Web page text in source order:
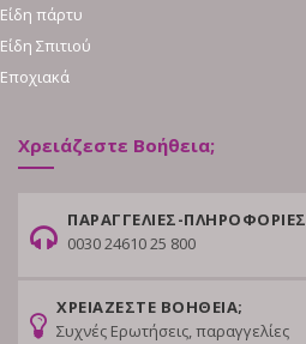
Είδη πάρτυ
Είδη Σπιτιού
Εποχιακά
Χρειάζεστε Βοήθεια;
ΠΑΡΑΓΓΕΛΙΕΣ-ΠΛΗΡΟΦΟΡΙΕΣ
0030 24610 25 800
ΧΡΕΙΑΖΕΣΤΕ ΒΟΗΘΕΙΑ;
Συχνές Ερωτήσεις, παραγγελίες